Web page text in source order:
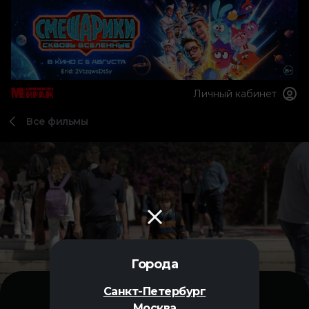
Города
Санкт-Петербург
Личный кабинет
Все фильмы